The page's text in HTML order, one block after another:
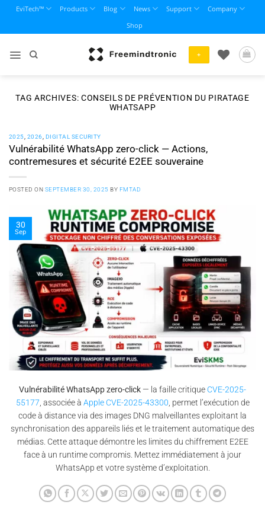
content
EviTech™ Products Blog News Support
Company
Shop
+
TAG ARCHIVES: CONSEILS DE PRÉVENTION DU PIRATAGE
WHATSAPP
2025 2026 DIGITAL SECURITY
Vulnérabilité WhatsApp zero-click — Actions,
contremesures et sécurité E2EE souveraine
POSTED ON SEPTEMBER 30, 2025 BY FMTAD
30
Sep
Vulnérabilité WhatsApp zero-click — la faille critique CVE-2025-
55177 , associée à Apple CVE-2025-43300 , permet l’exécution de
code à distance via des images DNG malveillantes exploitant la
synchronisation des appareils liés et le traitement automatique des
médias. Cette attaque démontre les limites du chiffrement E2EE
face à un runtime compromis. Mettez immédiatement à jour
WhatsApp et votre système d’exploitation.